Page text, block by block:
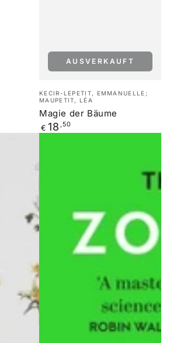
Verkäufer/in:
KECIR-LEPETIT, EMMANUELLE;
MAUPETIT, LÉA
Magie der Bäume
Regulärer
Preis
€ 18 ,50
AUSVERKAUFT